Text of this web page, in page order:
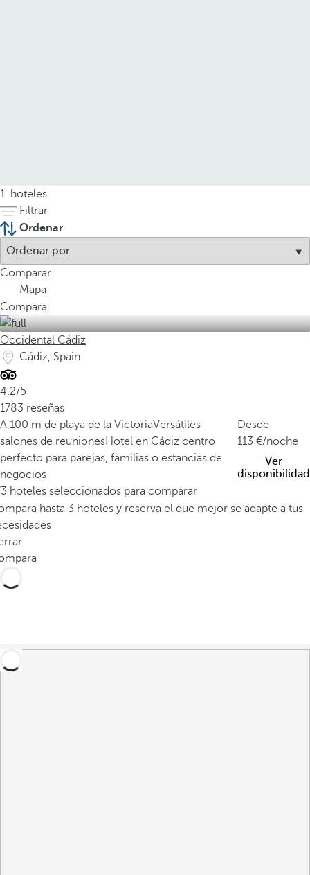
1 hoteles
Filtrar
Ordenar
Comparar
Mapa
Compara
Occidental Cádiz
Cádiz, Spain
4.2/5
1783 reseñas
A 100 m de playa de la VictoriaVersátiles
salones de reunionesHotel en Cádiz centro
perfecto para parejas, familias o estancias de
negocios
Desde
113
/noche
Ver
disponibilidad
hoteles seleccionados para comparar
hasta 3 hoteles y reserva el que mejor se adapte a tus